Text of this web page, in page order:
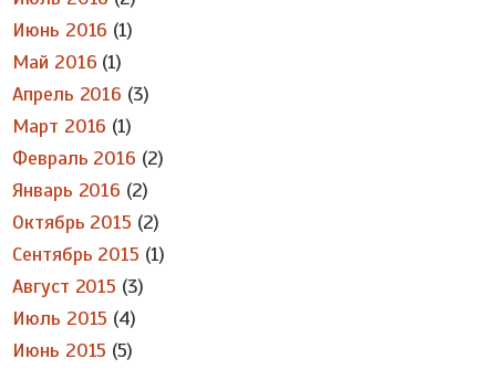
Июнь 2016 (1)
Май 2016 (1)
Апрель 2016 (3)
Март 2016 (1)
Февраль 2016 (2)
Январь 2016 (2)
Октябрь 2015 (2)
Сентябрь 2015 (1)
Август 2015 (3)
Июль 2015 (4)
Июнь 2015 (5)